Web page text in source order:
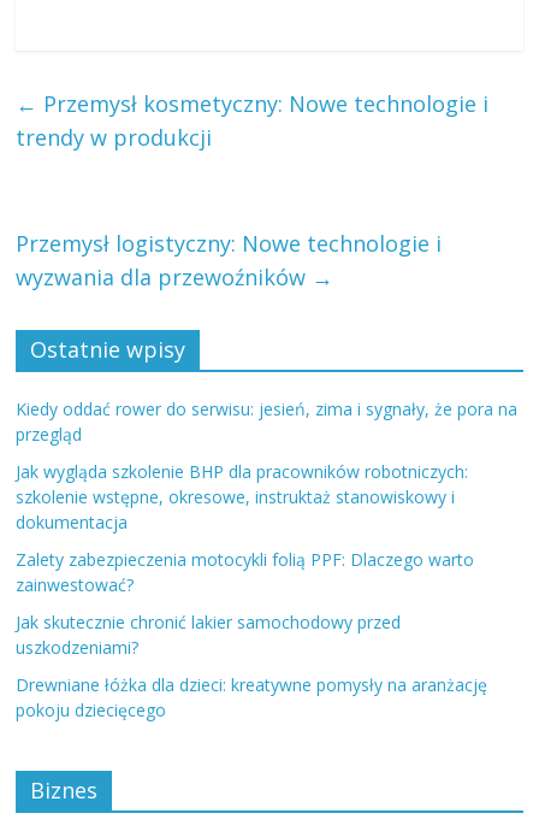
← Przemysł kosmetyczny: Nowe technologie i
trendy w produkcji
Przemysł logistyczny: Nowe technologie i
wyzwania dla przewoźników →
Ostatnie wpisy
Kiedy oddać rower do serwisu: jesień, zima i sygnały, że pora na
przegląd
Jak wygląda szkolenie BHP dla pracowników robotniczych:
szkolenie wstępne, okresowe, instruktaż stanowiskowy i
dokumentacja
Zalety zabezpieczenia motocykli folią PPF: Dlaczego warto
zainwestować?
Jak skutecznie chronić lakier samochodowy przed
uszkodzeniami?
Drewniane łóżka dla dzieci: kreatywne pomysły na aranżację
pokoju dziecięcego
Biznes